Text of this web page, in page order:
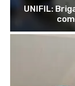
UNIFIL: